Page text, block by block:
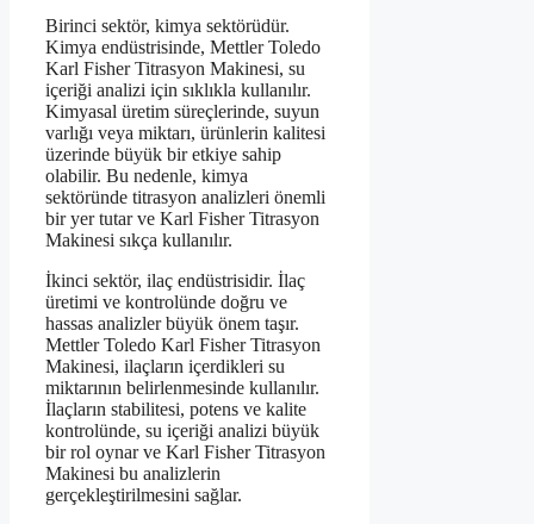
Birinci sektör, kimya sektörüdür.
Kimya endüstrisinde, Mettler Toledo
Karl Fisher Titrasyon Makinesi, su
içeriği analizi için sıklıkla kullanılır.
Kimyasal üretim süreçlerinde, suyun
varlığı veya miktarı, ürünlerin kalitesi
üzerinde büyük bir etkiye sahip
olabilir. Bu nedenle, kimya
sektöründe titrasyon analizleri önemli
bir yer tutar ve Karl Fisher Titrasyon
Makinesi sıkça kullanılır.
İkinci sektör, ilaç endüstrisidir. İlaç
üretimi ve kontrolünde doğru ve
hassas analizler büyük önem taşır.
Mettler Toledo Karl Fisher Titrasyon
Makinesi, ilaçların içerdikleri su
miktarının belirlenmesinde kullanılır.
İlaçların stabilitesi, potens ve kalite
kontrolünde, su içeriği analizi büyük
bir rol oynar ve Karl Fisher Titrasyon
Makinesi bu analizlerin
gerçekleştirilmesini sağlar.